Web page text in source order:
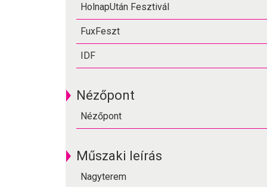
HolnapUtán Fesztivál
FuxFeszt
IDF
Nézőpont
Nézőpont
Műszaki leírás
Nagyterem